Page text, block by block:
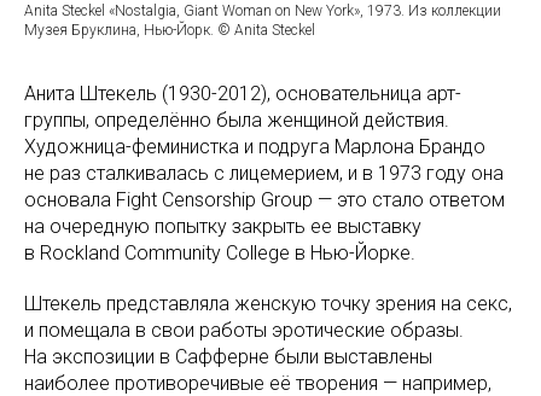
Anita Steckel «Nostalgia, Giant Woman on New York», 1973. Из коллекции
Музея Бруклина, Нью-Йорк. © Anita Steckel
Анита Штекель (1930-2012), основательница арт-
группы, определённо была женщиной действия.
Художница-феминистка и подруга Марлона Брандо
не раз сталкивалась с лицемерием, и в 1973 году она
основала Fight Censorship Group — это стало ответом
на очередную попытку закрыть ее выставку
в Rockland Community College в Нью-Йорке.
Штекель представляла женскую точку зрения на секс,
и помещала в свои работы эротические образы.
На экспозиции в Сафферне были выставлены
наиболее противоречивые её творения — например,